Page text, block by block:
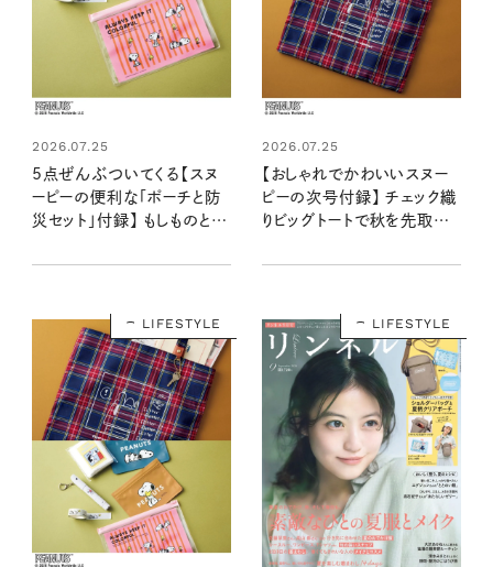
2026.07.25
5点ぜんぶついてくる【スヌ
ーピーの便利な「ポーチと防
災セット」付録】 もしものとき
ネル2026年10月号増刊
2026.07.25
【おしゃれでかわいいスヌー
ピーの次号付録】 チェック織
りビッグトートで秋を先取り！
年10月号
LIFESTYLE LIFESTYLE